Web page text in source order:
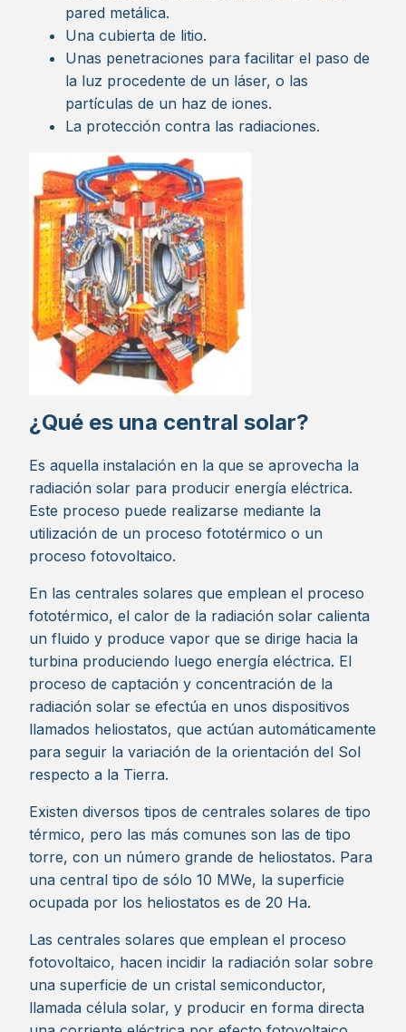
pared metálica.
Una cubierta de litio.
Unas penetraciones para facilitar el paso de
la luz procedente de un láser, o las
partículas de un haz de iones.
La protección contra las radiaciones.
¿Qué es una central solar?
Es aquella instalación en la que se aprovecha la
radiación solar para producir energía eléctrica.
Este proceso puede realizarse mediante la
utilización de un proceso fototérmico o un
proceso fotovoltaico.
En las centrales solares que emplean el proceso
fototérmico, el calor de la radiación solar calienta
un fluido y produce vapor que se dirige hacia la
turbina produciendo luego energía eléctrica. El
proceso de captación y concentración de la
radiación solar se efectúa en unos dispositivos
llamados heliostatos, que actúan automáticamente
para seguir la variación de la orientación del Sol
respecto a la Tierra.
Existen diversos tipos de centrales solares de tipo
térmico, pero las más comunes son las de tipo
torre, con un número grande de heliostatos. Para
una central tipo de sólo 10 MWe, la superficie
ocupada por los heliostatos es de 20 Ha.
Las centrales solares que emplean el proceso
fotovoltaico, hacen incidir la radiación solar sobre
una superficie de un cristal semiconductor,
llamada célula solar, y producir en forma directa